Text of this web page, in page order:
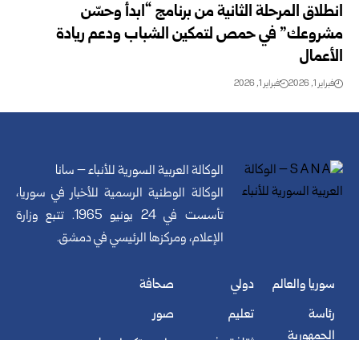
انطلاق المرحلة الثانية من برنامج “ابدأ وحسّن
مشروعك” في حمص لتمكين الشباب ودعم ريادة
الأعمال
فبراير 1, 2026 فبراير 1, 2026
الوكالة العربية السورية للأنباء – سانا
الوكالة الوطنية الرسمية للأخبار في سوريا،
تأسست في 24 يونيو 1965. تتبع وزارة
الإعلام، ومركزها الرئيسي في دمشق.
سوريا والعالم
رئاسة
الجمهورية
دولي
تعليم
صحافة
صور